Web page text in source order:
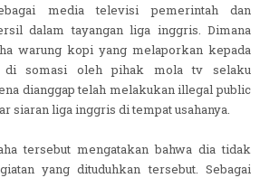
media televisi pemerintah dan
dalam tayangan liga inggris. Dimana
warung kopi yang melaporkan kepada
di somasi oleh pihak mola tv selaku
dianggap telah melakukan illegal public
siaran liga inggris di tempat usahanya.
tersebut mengatakan bahwa dia tidak
yang dituduhkan tersebut. Sebagai